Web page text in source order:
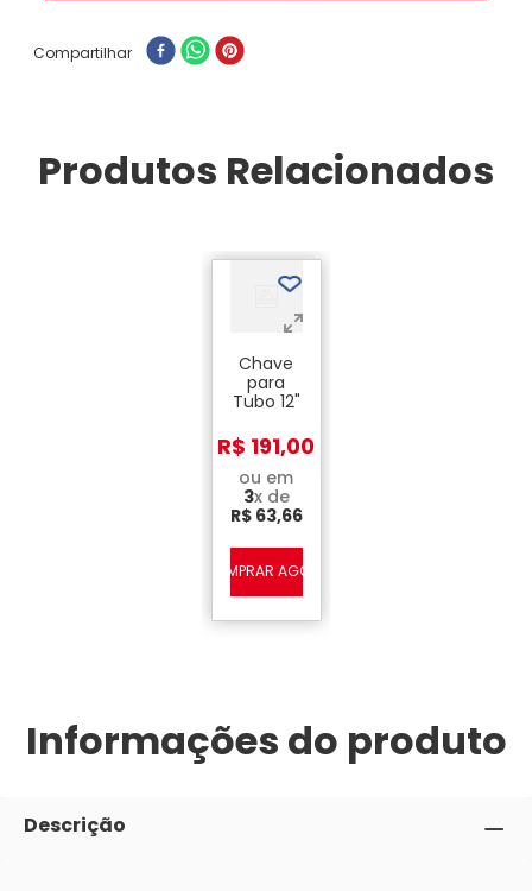
Compartilhar
Produtos Relacionados
Chave
para
Tubo 12"
Pro
R$ 191,00
ou em
3x de
R$ 63,66
COMPRAR AGORA
Informações do produto
Descrição